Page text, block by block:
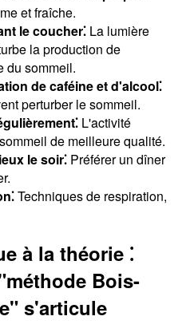
et fraîche.
le coucher⁚La lumière
la production de
du sommeil.
de caféine et d'alcool⁚
perturber le sommeil.
L'activité
de meilleure qualité.
le soir⁚Préférer un dîner
Techniques de respiration,
à la théorie ⁚
Bois-
s'articule